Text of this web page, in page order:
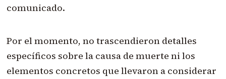
comunicado.
Por el momento, no trascendieron detalles
específicos sobre la causa de muerte ni los
elementos concretos que llevaron a considerar